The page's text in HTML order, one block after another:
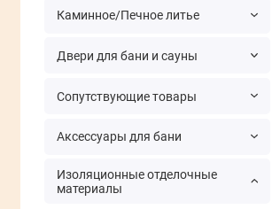
Каминное/Печное литье
Двери для бани и сауны
Сопутствующие товары
Аксессуары для бани
Изоляционные отделочные
материалы